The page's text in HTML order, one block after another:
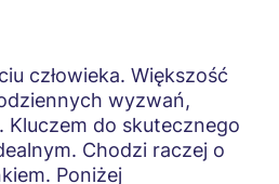
człowieka. Większość
wyzwań,
Kluczem do skutecznego
Chodzi raczej o
Poniżej